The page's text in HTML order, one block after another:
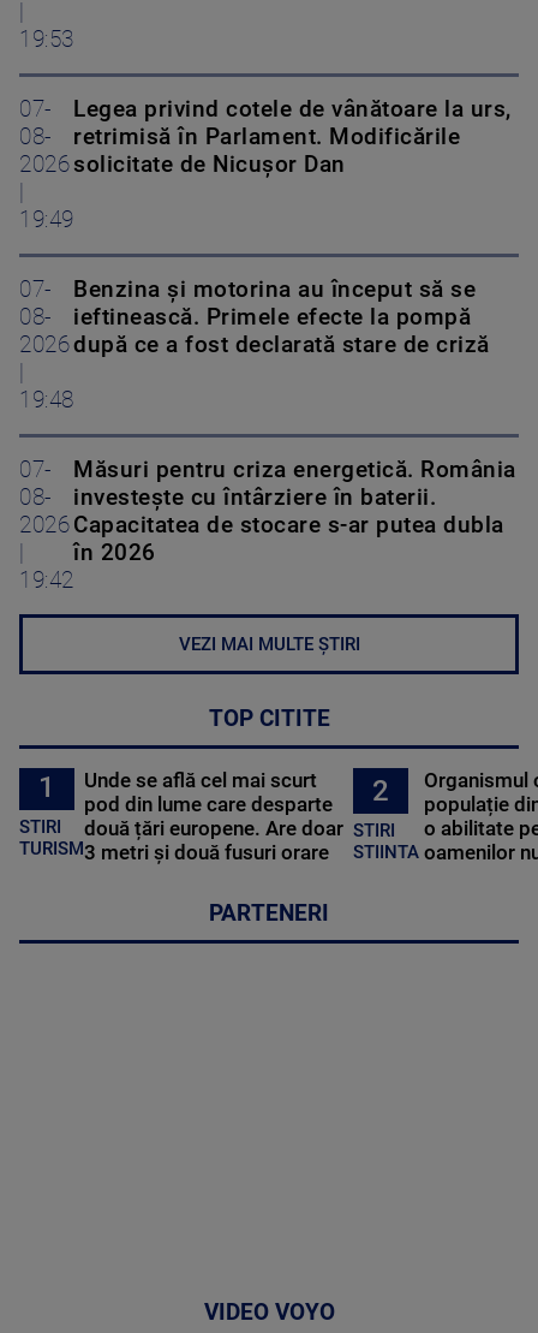
19:53
07-
08-
2026
19:49
Legea privind cotele de vânătoare la urs,
retrimisă în Parlament. Modificările
solicitate de Nicușor Dan
07-
08-
2026
19:48
Benzina și motorina au început să se
ieftinească. Primele efecte la pompă
după ce a fost declarată stare de criză
07-
08-
2026
19:42
Măsuri pentru criza energetică. România
investește cu întârziere în baterii.
Capacitatea de stocare s-ar putea dubla
în 2026
VEZI MAI MULTE ȘTIRI
TOP CITITE
1
STIRI
TURISM
Unde se află cel mai scurt
pod din lume care desparte
două țări europene. Are doar
3 metri și două fusuri orare
2
STIRI
STIINTA
Organismul
populație
o abilitate
oamenilor
PARTENERI
VIDEO VOYO